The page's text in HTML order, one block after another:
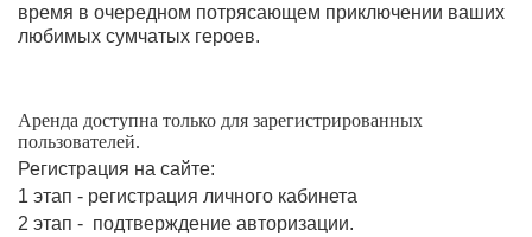
время в очередном потрясающем приключении ваших
любимых сумчатых героев.
Аренда доступна только для зарегистрированных
пользователей.
Регистрация на сайте:
1 этап - регистрация личного кабинета
2 этап - подтверждение авторизации.